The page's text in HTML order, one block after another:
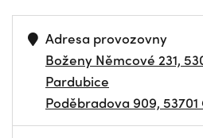
Adresa provozovny
Boženy Němcové 231,
Pardubice
Poděbradova 909,